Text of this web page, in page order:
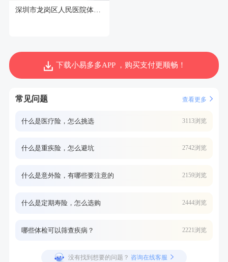
深圳市龙岗区人民医院体检中心
下载小易多多APP ，购买支付更顺畅！
常见问题 查看更多
什么是医疗险，怎么挑选 3113浏览
什么是重疾险，怎么避坑 2742浏览
什么是意外险，有哪些要注意的 2159浏览
什么是定期寿险，怎么选购 2444浏览
哪些体检可以筛查疾病？ 2221浏览
没有找到想要的问题？ 咨询在线客服